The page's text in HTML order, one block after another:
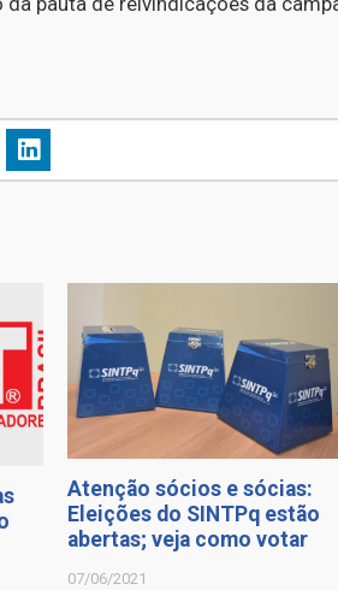
Atenção sócios e sócias:
Eleições do SINTPq estão
abertas; veja como votar
07/06/2021